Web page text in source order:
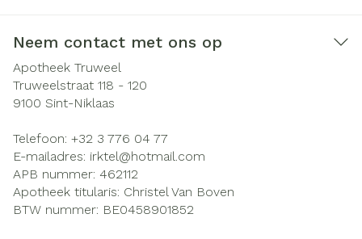
Neem contact met ons op
Apotheek Truweel
Truweelstraat 118 - 120
9100 Sint-Niklaas
Telefoon: +32 3 776 04 77
E-mailadres: irktel@hotmail.com
APB nummer: 462112
Apotheek titularis: Christel Van Boven
BTW nummer: BE0458901852